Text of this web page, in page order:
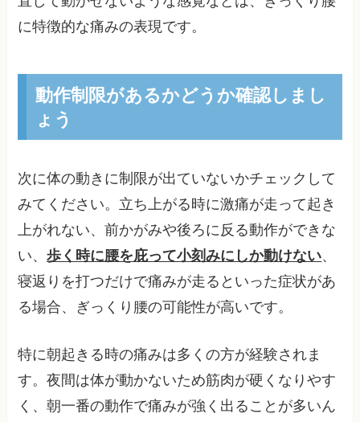
に特徴的な痛みの表現です。
動作制限があるかどうか確認しまし
ょう
次に体の動きに制限が出ていないかチェックして
みてください。立ち上がる時に激痛が走って起き
上がれない、前かがみや後ろに反る動作ができな
い、歩く時に腰を庇って小刻みにしか動けない、
寝返りを打つだけで痛みが走るといった症状があ
る場合、ぎっくり腰の可能性が高いです。
特に朝起きる時の痛みは多くの方が経験されま
す。夜間は体が動かないため筋肉が硬くなりやす
く、朝一番の動作で痛みが強く出ることが多いん